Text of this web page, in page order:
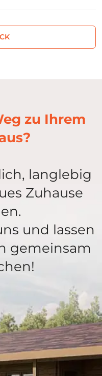
zu Ihrem
langlebig
Zuhause
und lassen
gemeinsam